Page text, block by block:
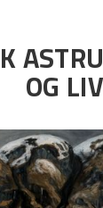
OG LIV